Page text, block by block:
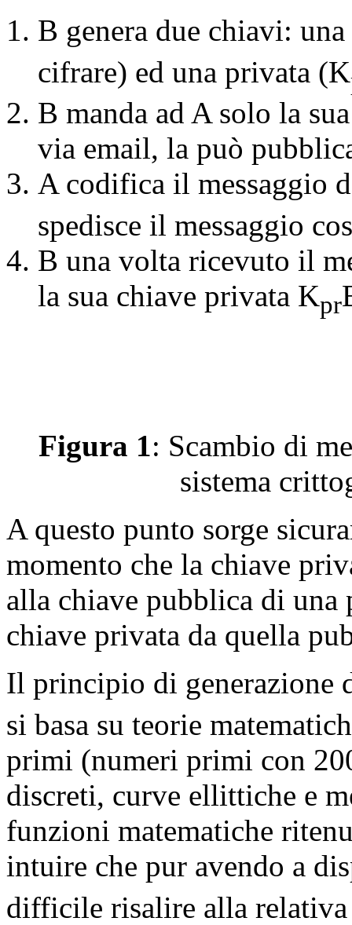
B genera due chiavi:
cifrare) ed una privata (K
B manda ad A solo la
via email, la può
A codifica il messaggio
spedisce il messaggio
B una volta ricevuto il
la sua chiave privata Kpr
Figura 1: Scambio di
sistema
A questo punto sorge
momento che la chiave
alla chiave pubblica di una
chiave privata da quella
Il principio di generazione
si basa su teorie
primi (numeri primi con
discreti, curve ellittiche e
funzioni matematiche
intuire che pur avendo a
difficile risalire alla